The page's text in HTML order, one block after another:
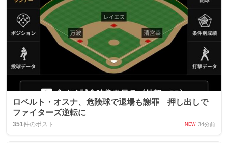
ロベルト・オスナ、危険球で退場も謝罪 押し出しで
ファイターズ逆転に
351件のポスト NEW 34分前